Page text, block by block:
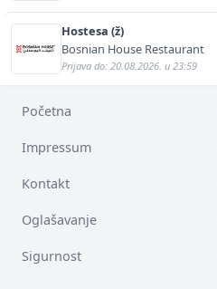
Hostesa (ž)
Bosnian House Restaurant
Prijava do: 20.08.2026. u 23:59
Početna
Impressum
Kontakt
Oglašavanje
Sigurnost